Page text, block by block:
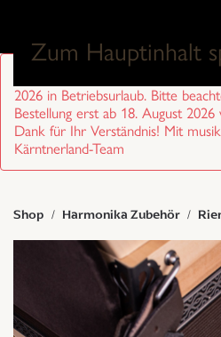
Zum Hauptinhalt
2026 in Betriebsurlaub. Bitte
Bestellung erst ab 18. August
Dank für Ihr Verständnis! Mit
Kärntnerland-Team
Shop Harmonika Zubehör